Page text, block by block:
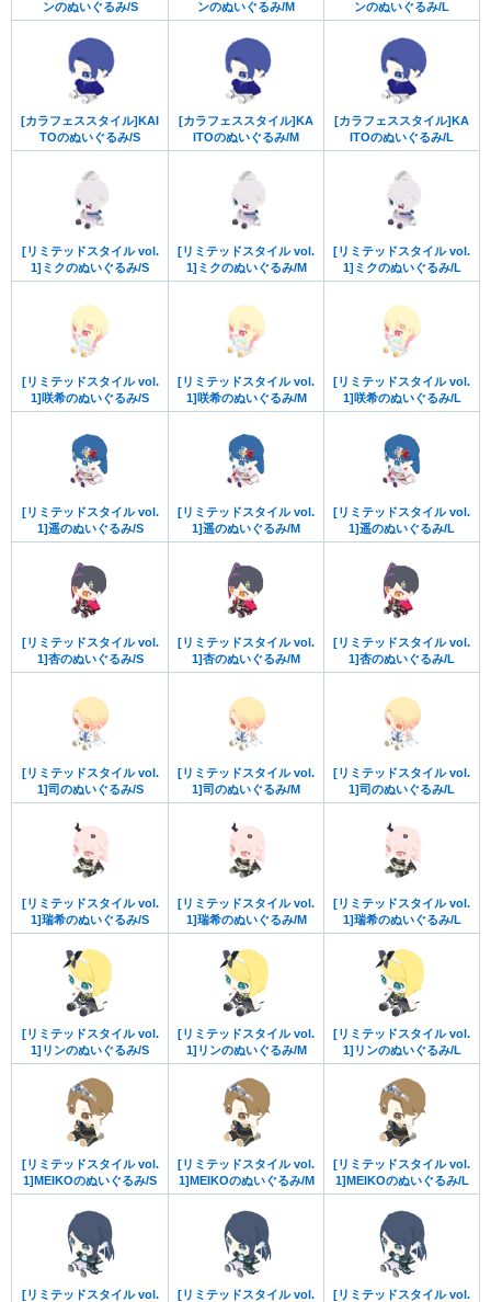
ンのぬいぐるみ/S
ンのぬいぐるみ/M
ンのぬいぐるみ/L
[カラフェススタイル]KAI
TOのぬいぐるみ/S
[カラフェススタイル]KA
ITOのぬいぐるみ/M
[カラフェススタイル]KA
ITOのぬいぐるみ/L
[リミテッドスタイル vol.
1]ミクのぬいぐるみ/S
[リミテッドスタイル vol.
1]ミクのぬいぐるみ/M
[リミテッドスタイル vol.
1]ミクのぬいぐるみ/L
[リミテッドスタイル vol.
1]咲希のぬいぐるみ/S
[リミテッドスタイル vol.
1]咲希のぬいぐるみ/M
[リミテッドスタイル vol.
1]咲希のぬいぐるみ/L
[リミテッドスタイル vol.
1]遥のぬいぐるみ/S
[リミテッドスタイル vol.
1]遥のぬいぐるみ/M
[リミテッドスタイル vol.
1]遥のぬいぐるみ/L
[リミテッドスタイル vol.
1]杏のぬいぐるみ/S
[リミテッドスタイル vol.
1]杏のぬいぐるみ/M
[リミテッドスタイル vol.
1]杏のぬいぐるみ/L
[リミテッドスタイル vol.
1]司のぬいぐるみ/S
[リミテッドスタイル vol.
1]司のぬいぐるみ/M
[リミテッドスタイル vol.
1]司のぬいぐるみ/L
[リミテッドスタイル vol.
1]瑞希のぬいぐるみ/S
[リミテッドスタイル vol.
1]瑞希のぬいぐるみ/M
[リミテッドスタイル vol.
1]瑞希のぬいぐるみ/L
[リミテッドスタイル vol.
1]リンのぬいぐるみ/S
[リミテッドスタイル vol.
1]リンのぬいぐるみ/M
[リミテッドスタイル vol.
1]リンのぬいぐるみ/L
[リミテッドスタイル vol.
1]MEIKOのぬいぐるみ/S
[リミテッドスタイル vol.
1]MEIKOのぬいぐるみ/M
[リミテッドスタイル vol.
1]MEIKOのぬいぐるみ/L
[リミテッドスタイル vol.
[リミテッドスタイル vol.
[リミテッドスタイル vol.